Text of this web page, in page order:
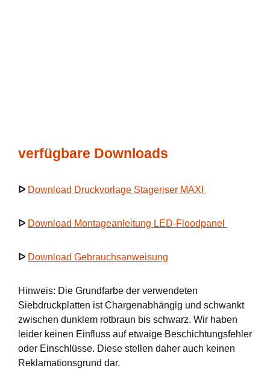
verfügbare Downloads
ᐅ Download Druckvorlage Stageriser MAXI
ᐅ Download Montageanleitung LED-Floodpanel
ᐅ Download Gebrauchsanweisung
Hinweis: Die Grundfarbe der verwendeten
Siebdruckplatten ist Chargenabhängig und schwankt
zwischen dunklem rotbraun bis schwarz. Wir haben
leider keinen Einfluss auf etwaige Beschichtungsfehler
oder Einschlüsse. Diese stellen daher auch keinen
Reklamationsgrund dar.